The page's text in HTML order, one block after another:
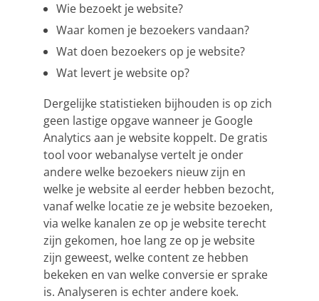
Wie bezoekt je website?
Waar komen je bezoekers vandaan?
Wat doen bezoekers op je website?
Wat levert je website op?
Dergelijke statistieken bijhouden is op zich
geen lastige opgave wanneer je Google
Analytics aan je website koppelt. De gratis
tool voor webanalyse vertelt je onder
andere welke bezoekers nieuw zijn en
welke je website al eerder hebben bezocht,
vanaf welke locatie ze je website bezoeken,
via welke kanalen ze op je website terecht
zijn gekomen, hoe lang ze op je website
zijn geweest, welke content ze hebben
bekeken en van welke conversie er sprake
is. Analyseren is echter andere koek.